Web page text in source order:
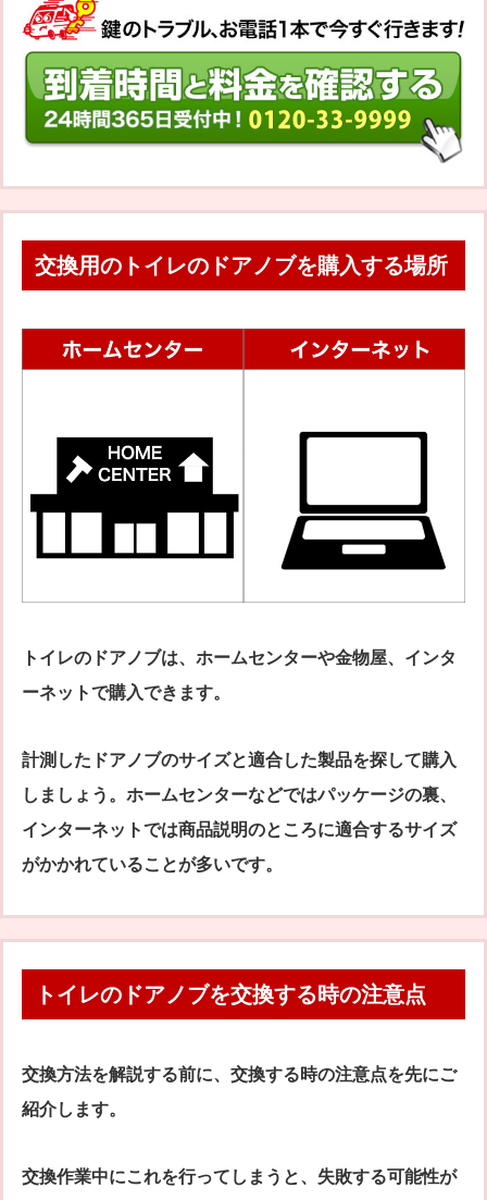
交換用のトイレのドアノブを購入する場所
トイレのドアノブは、ホームセンターや金物屋、インタ
ーネットで購入できます。
計測したドアノブのサイズと適合した製品を探して購入
しましょう。ホームセンターなどではパッケージの裏、
インターネットでは商品説明のところに適合するサイズ
がかかれていることが多いです。
トイレのドアノブを交換する時の注意点
交換方法を解説する前に、交換する時の注意点を先にご
紹介します。
交換作業中にこれを行ってしまうと、失敗する可能性が